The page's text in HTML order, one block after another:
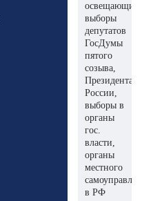
освещающий
выборы
депутатов
ГосДумы
пятого
созыва,
Президента
России,
выборы в
органы
гос.
власти,
органы
местного
в РФ